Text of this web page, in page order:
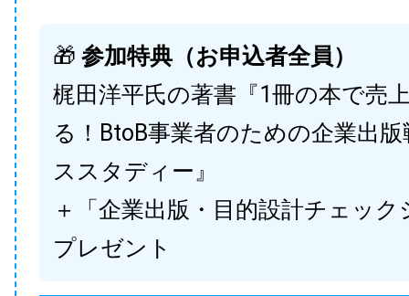
🎁 参加特典（お申込者全員）
梶田洋平氏の著書『1冊の本で売
る！BtoB事業者のための企業出
ススタディー』
＋「企業出版・目的設計チェック
プレゼント